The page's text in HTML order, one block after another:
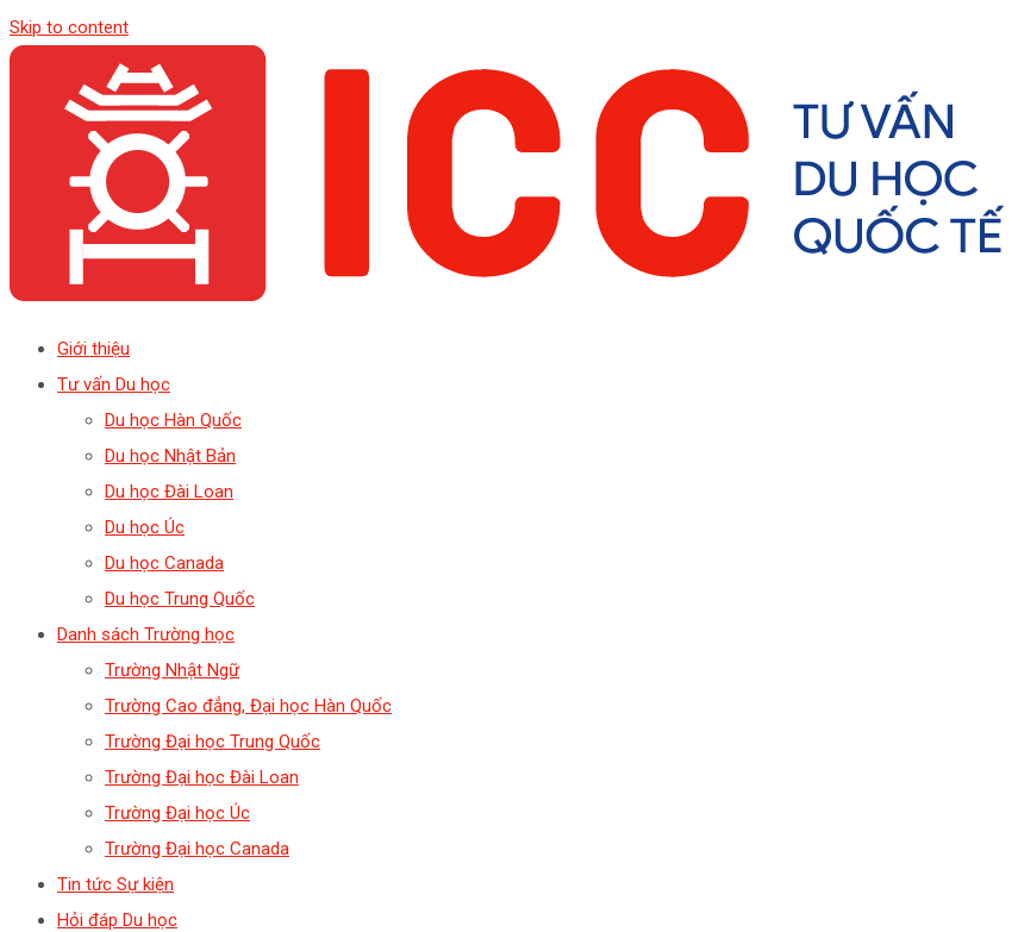
Skip to content
Giới thiệu
Tư vấn Du học
Du học Hàn Quốc
Du học Nhật Bản
Du học Đài Loan
Du học Úc
Du học Canada
Du học Trung Quốc
Danh sách Trường học
Trường Nhật Ngữ
Trường Cao đẳng, Đại học Hàn Quốc
Trường Đại học Trung Quốc
Trường Đại học Đài Loan
Trường Đại học Úc
Trường Đại học Canada
Tin tức Sự kiện
Hỏi đáp Du học